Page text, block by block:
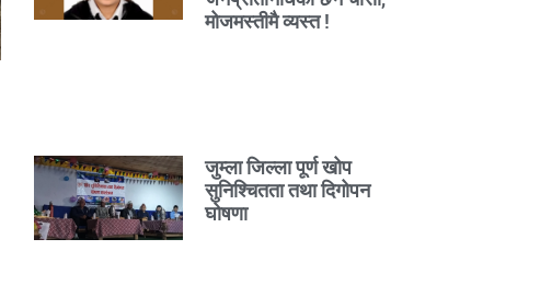
मोजमस्तीमै व्यस्त !
जुम्ला जिल्ला पूर्ण खोप
सुनिश्चितता तथा दिगोपन
घोषणा